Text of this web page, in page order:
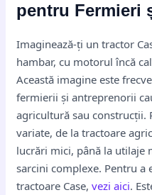
pentru Fermieri
Imaginează-ți un tractor
hambar, cu motorul încă
Această imagine este
fermierii și antreprenorii
agricultură sau construcții.
variate, de la tractoare
lucrări mici, până la utilaje
sarcini complexe. Pentru a
tractoare Case,vezi aici.